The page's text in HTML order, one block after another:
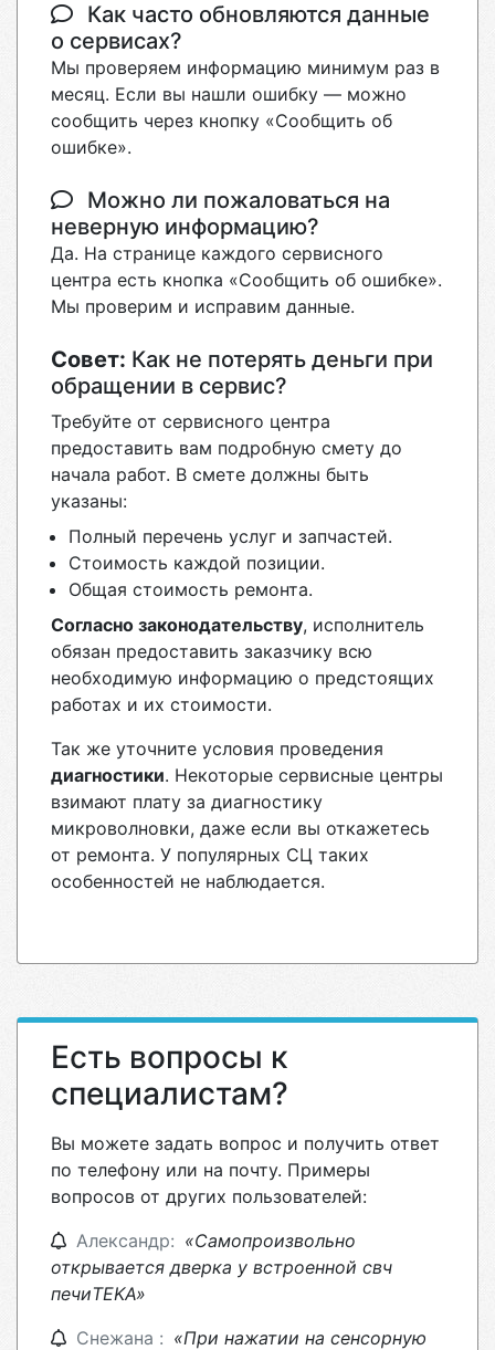
Как часто обновляются данные
о сервисах?
Мы проверяем информацию минимум раз в
месяц. Если вы нашли ошибку — можно
сообщить через кнопку «Сообщить об
ошибке».
Можно ли пожаловаться на
неверную информацию?
Да. На странице каждого сервисного
центра есть кнопка «Сообщить об ошибке».
Мы проверим и исправим данные.
Совет: Как не потерять деньги при
обращении в сервис?
Требуйте от сервисного центра
предоставить вам подробную смету до
начала работ. В смете должны быть
указаны:
Полный перечень услуг и запчастей.
Стоимость каждой позиции.
Общая стоимость ремонта.
Согласно законодательству, исполнитель
обязан предоставить заказчику всю
необходимую информацию о предстоящих
работах и их стоимости.
Так же уточните условия проведения
диагностики. Некоторые сервисные центры
взимают плату за диагностику
микроволновки, даже если вы откажетесь
от ремонта. У популярных СЦ таких
особенностей не наблюдается.
Есть вопросы к
специалистам?
Вы можете задать вопрос и получить ответ
по телефону или на почту. Примеры
вопросов от других пользователей:
Александр: «Самопроизвольно
открывается дверка у встроенной свч
печиTEKA»
Снежана : «При нажатии на сенсорную